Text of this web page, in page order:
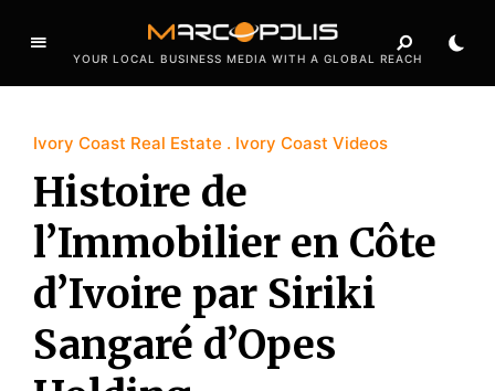
YOUR LOCAL BUSINESS MEDIA WITH A GLOBAL REACH
Ivory Coast Real Estate Ivory Coast Videos
Histoire de
l’Immobilier en Côte
d’Ivoire par Siriki
Sangaré d’Opes